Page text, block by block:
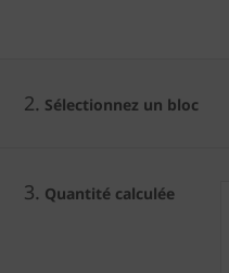
2. Sélectionnez un bloc
3. Quantité calculée